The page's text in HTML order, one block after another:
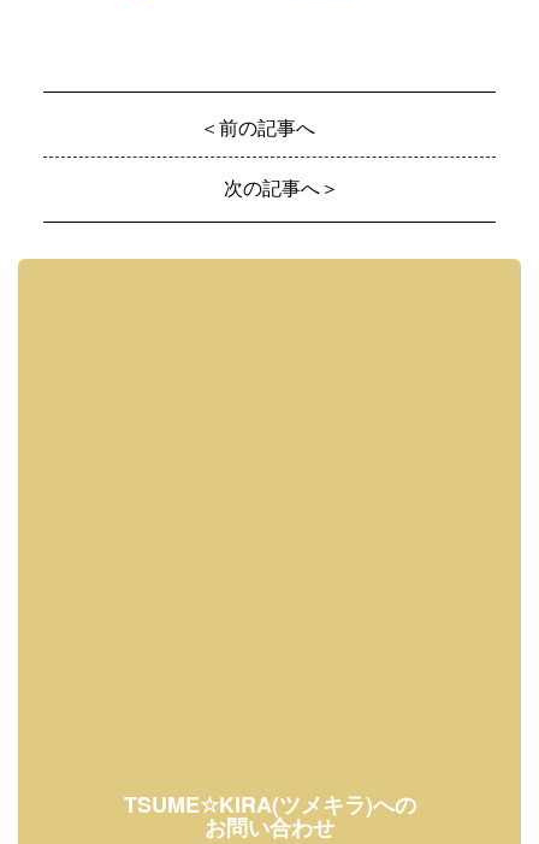
＜前の記事へ
次の記事へ＞
TSUME☆KIRA(ツメキラ)への
お問い合わせ